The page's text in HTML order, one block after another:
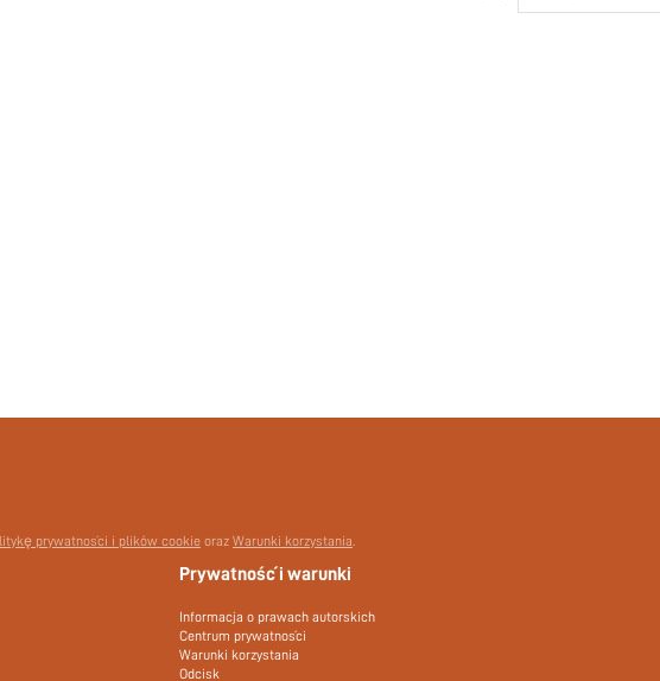
prywatności i plików cookie oraz Warunki korzystania.
Prywatność i warunki
Informacja o prawach autorskich
Centrum prywatności
Warunki korzystania
Odcisk